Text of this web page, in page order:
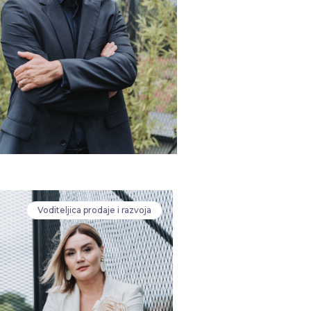
Voditeljica prodaje i razvoja